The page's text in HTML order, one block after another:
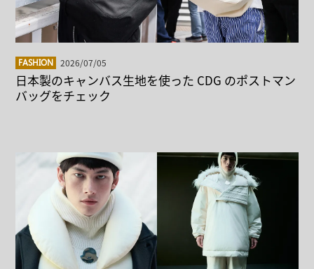
FASHION 2026/07/05
日本製のキャンバス生地を使った CDG のポストマン
バッグをチェック